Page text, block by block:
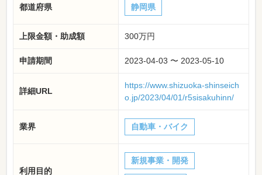
都道府県 静岡県
上限金額・助成額 300万円
申請期間 2023-04-03 〜 2023-05-10
詳細URL
https://www.shizuoka-shinseich
o.jp/2023/04/01/r5sisakuhinn/
業界 自動車・バイク
利用目的
新規事業・開発